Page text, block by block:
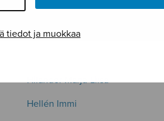
tiedot ja muokkaa
Hilander Marja-Liisa
Hellén Immi